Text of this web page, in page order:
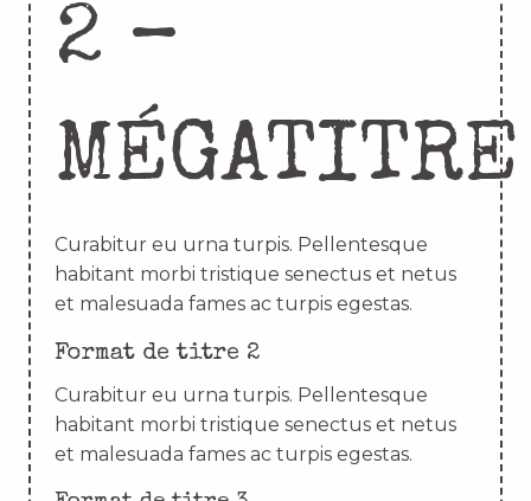
2 –
MÉGATITRE
Curabitur eu urna turpis. Pellentesque
habitant morbi tristique senectus et netus
et malesuada fames ac turpis egestas.
Format de titre 2
Curabitur eu urna turpis. Pellentesque
habitant morbi tristique senectus et netus
et malesuada fames ac turpis egestas.